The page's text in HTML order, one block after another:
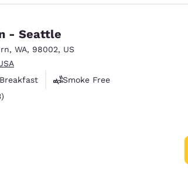
- Seattle
, WA, 98002, US
Smoke Free
gut. 1123 Bewertungen